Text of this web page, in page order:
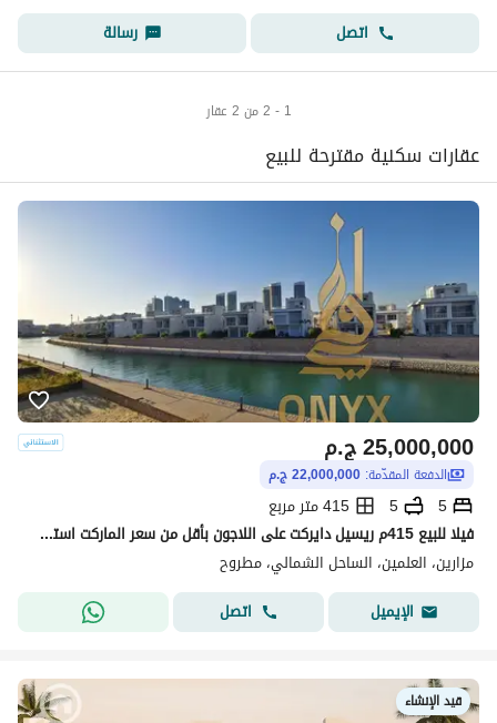
اتصل
رسالة
1 - 2 من 2 عقار
عقارات سكنية مقترحة للبيع
ج.م25,000,000
الدفعة المقدّمة: 22,000,000 ج.م
5
5
415 متر مربع
فيلا للبيع 415م ريسيل دايركت على اللاجون بأقل من سعر الماركت استلام فوري في مزارين ايلاند بالعلمين - Mazarine Island in Alamein
مزارين، العلمين، الساحل الشمالي، مطروح
الإيميل
اتصل
قيد الإنشاء